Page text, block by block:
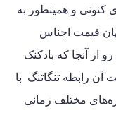
کنونی و همینطور به
قیمت اجناس
از آنجا که بادکنک
آن رابطه تنگاتنگ با
مختلف زمانی